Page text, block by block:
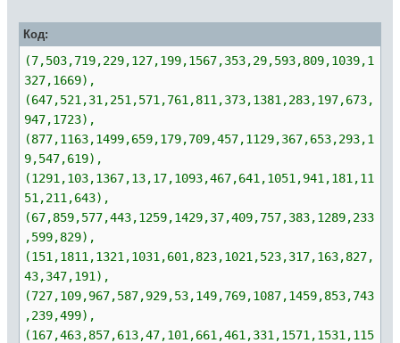
Код:
(7,503,719,229,127,199,1567,353,29,593,809,1039,1
327,1669),
(647,521,31,251,571,761,811,373,1381,283,197,673,
947,1723),
(877,1163,1499,659,179,709,457,1129,367,653,293,1
9,547,619),
(1291,103,1367,13,17,1093,467,641,1051,941,181,11
51,211,643),
(67,859,577,443,1259,1429,37,409,757,383,1289,233
,599,829),
(151,1811,1321,1031,601,823,1021,523,317,163,827,
43,347,191),
(727,109,967,587,929,53,149,769,1087,1459,853,743
,239,499),
(167,463,857,613,47,101,661,461,331,1571,1531,115